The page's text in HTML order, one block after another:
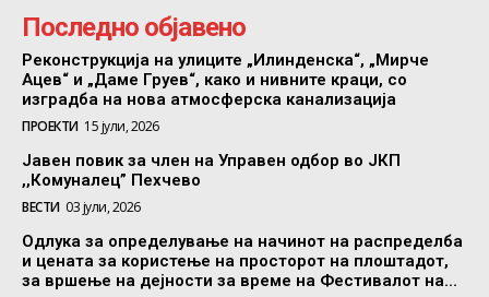
Последно објавено
Реконструкција на улиците „Илинденска“, „Мирче
Ацев“ и „Даме Груев“, како и нивните краци, со
изградба на нова атмосферска канализација
ПРОЕКТИ 15 јули, 2026
Јавен повик за член на Управен одбор во ЈКП
,,Комуналец” Пехчево
ВЕСТИ 03 јули, 2026
Одлука за определување на начинот на распределба
и цената за користење на просторот на плоштадот,
за вршење на дејности за време на Фестивалот на...